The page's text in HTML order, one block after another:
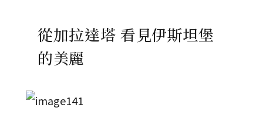
從加拉達塔 看見伊斯坦堡
的美麗